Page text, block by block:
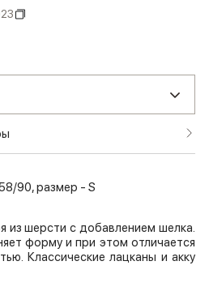
90, размер - S
из шерсти с добавлением шелка.
форму и при этом отличается
Классические лацканы и акку